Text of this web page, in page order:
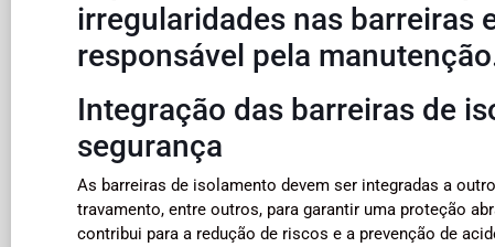
irregularidades nas barreiras
responsável pela
Integração das barreiras de
segurança
As barreiras de isolamento devem ser integradas a
travamento, entre outros, para garantir uma proteção
contribui para a redução de riscos e a prevenção de